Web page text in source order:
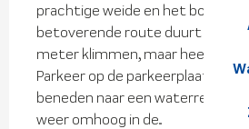
prachtige weide en het bos van
betoverende route duurt 4 uur
meter klimmen, maar heeft een
Parkeer op de parkeerplaats van
beneden naar een
weer omhoog in de...